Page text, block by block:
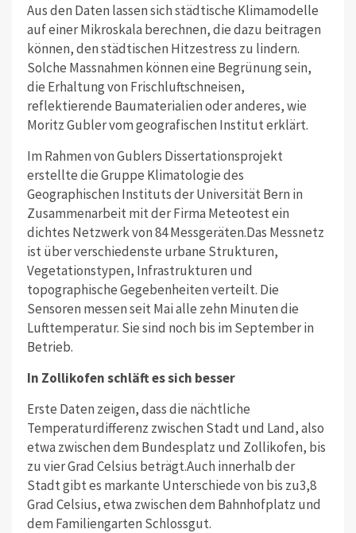
Aus den Daten lassen sich städtische Klimamodelle
auf einer Mikroskala berechnen, die dazu beitragen
können, den städtischen Hitzestress zu lindern.
Solche Massnahmen können eine Begrünung sein,
die Erhaltung von Frischluftschneisen,
reflektierende Baumaterialien oder anderes, wie
Moritz Gubler vom geografischen Institut erklärt.
Im Rahmen von Gublers Dissertationsprojekt
erstellte die Gruppe Klimatologie des
Geographischen Instituts der Universität Bern in
Zusammenarbeit mit der Firma Meteotest ein
dichtes Netzwerk von 84 Messgeräten.Das Messnetz
ist über verschiedenste urbane Strukturen,
Vegetationstypen, Infrastrukturen und
topographische Gegebenheiten verteilt. Die
Sensoren messen seit Mai alle zehn Minuten die
Lufttemperatur. Sie sind noch bis im September in
Betrieb.
In Zollikofen schläft es sich besser
Erste Daten zeigen, dass die nächtliche
Temperaturdifferenz zwischen Stadt und Land, also
etwa zwischen dem Bundesplatz und Zollikofen, bis
zu vier Grad Celsius beträgt.Auch innerhalb der
Stadt gibt es markante Unterschiede von bis zu3,8
Grad Celsius, etwa zwischen dem Bahnhofplatz und
dem Familiengarten Schlossgut.